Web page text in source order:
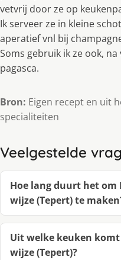
vetvrij door ze op
Ik serveer ze in kleine
aperatief vnl bij
Soms gebruik ik ze ook,
pagasca.
Bron: Eigen recept en uit
specialiteiten
Veelgestelde
Hoe lang duurt het om
wijze (Tepert) te
Uit welke keuken
wijze (Tepert)?